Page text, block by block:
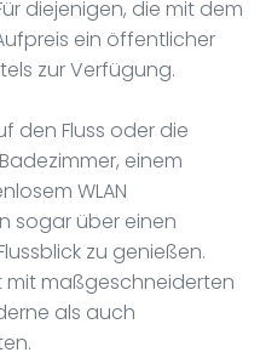
diejenigen, die mit dem
ein öffentlicher
zur Verfügung.
den Fluss oder die
einem
WLAN
sogar über einen
zu genießen.
mit maßgeschneiderten
als auch